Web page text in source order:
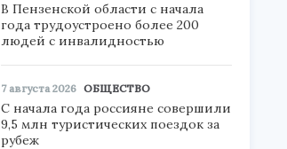
В Пензенской области с начала
года трудоустроено более 200
людей с инвалидностью
7 августа 2026 ОБЩЕСТВО
С начала года россияне совершили
9,5 млн туристических поездок за
рубеж